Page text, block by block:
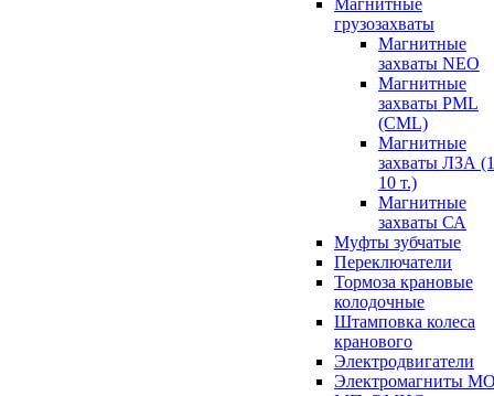
грузозахваты
Магнитные
захваты NEO
Магнитные
захваты PML
(CML)
Магнитные
захваты ЛЗА
10 т.)
Магнитные
захваты СА
Муфты зубчатые
Переключатели
Тормоза крановые
колодочные
Штамповка колеса
кранового
Электродвигатели
Электромагниты